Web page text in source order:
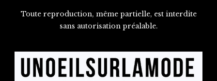
Toute reproduction, même partielle, est interdite
sans autorisation préalable.